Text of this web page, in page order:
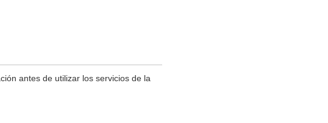
antes de utilizar los servicios de la